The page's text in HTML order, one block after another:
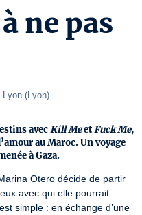
ne pas
Lyon (Lyon)
avecKill MeetFuck Me,
au Maroc. Un voyage
à Gaza.
Otero décide de partir
avec qui elle pourrait
simple : en échange d’une